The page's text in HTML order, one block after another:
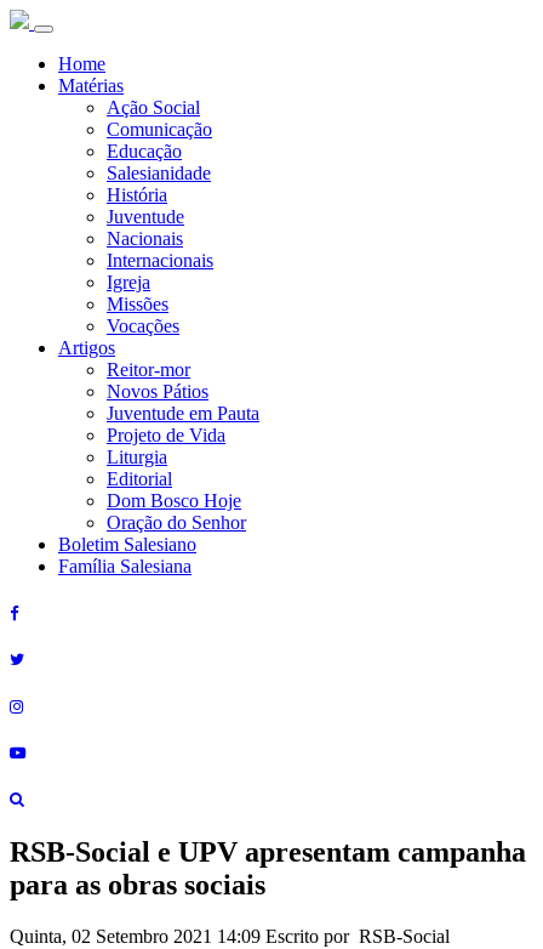
Home
Matérias
Ação Social
Comunicação
Educação
Salesianidade
História
Juventude
Nacionais
Internacionais
Igreja
Missões
Vocações
Artigos
Reitor-mor
Novos Pátios
Juventude em Pauta
Projeto de Vida
Liturgia
Editorial
Dom Bosco Hoje
Oração do Senhor
Boletim Salesiano
Família Salesiana
RSB-Social e UPV apresentam campanha
para as obras sociais
Quinta, 02 Setembro 2021 14:09 Escrito por RSB-Social